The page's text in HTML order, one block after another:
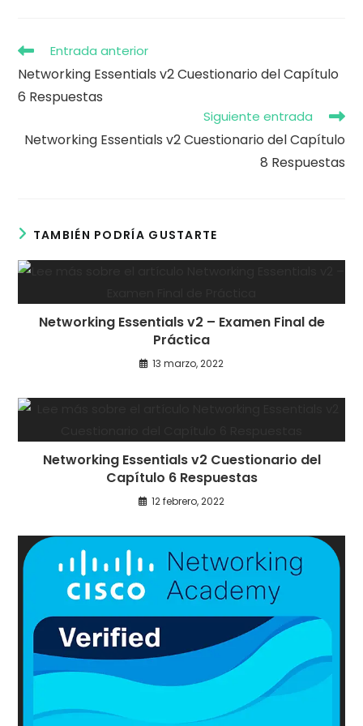
Leer
artículos
Entrada anterior
Networking Essentials v2 Cuestionario del Capítulo
6 Respuestas
Siguiente entrada
Networking Essentials v2 Cuestionario del Capítulo
8 Respuestas
TAMBIÉN PODRÍA GUSTARTE
Networking Essentials v2 – Examen Final de
Práctica
13 marzo, 2022
Networking Essentials v2 Cuestionario del
Capítulo 6 Respuestas
12 febrero, 2022